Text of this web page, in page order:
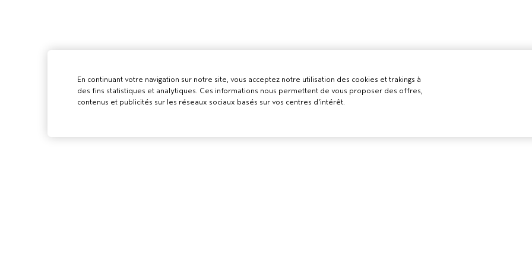
En continuant votre navigation sur notre site, vous acceptez notre utilisation des cookies et trakings à
des fins statistiques et analytiques. Ces informations nous permettent de vous proposer des offres,
contenus et publicités sur les réseaux sociaux basés sur vos centres d'intérêt.